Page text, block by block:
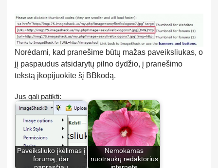
Norėdami, kad pranešime būtų mažas paveiksliukas, o
jį paspaudus atsidarytų pilno dydžio, į pranešimo
tekstą įkopijuokite šį BBkodą.
Jus gali patikti:
Paveiksliuko įkėlimas į
forumą, dar
Nemokamas
nuotraukų redaktorius